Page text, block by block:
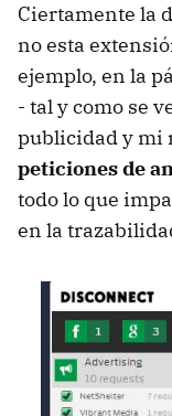
Ciertamente la
no esta
ejemplo, en la
- tal y como se
publicidad y mi
peticiones de
todo lo que
en la